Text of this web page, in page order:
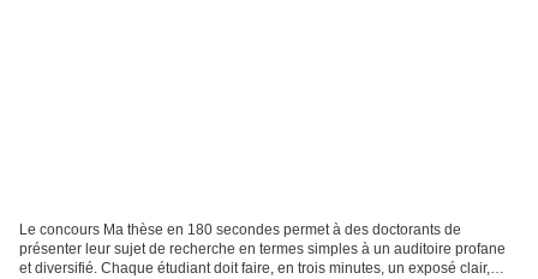
Le concours Ma thèse en 180 secondes permet à des doctorants de
présenter leur sujet de recherche en termes simples à un auditoire profane
et diversifié. Chaque étudiant doit faire, en trois minutes, un exposé clair,